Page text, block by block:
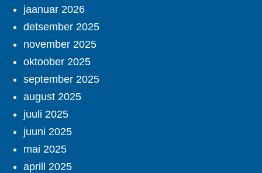
jaanuar 2026
detsember 2025
november 2025
oktoober 2025
september 2025
august 2025
juuli 2025
juuni 2025
mai 2025
aprill 2025